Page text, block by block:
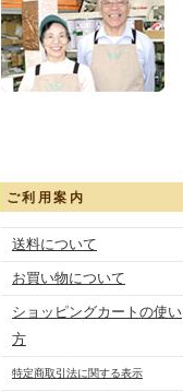
ご利用案内
送料について
お買い物について
ショッピングカートの使い
方
特定商取引法に関する表示